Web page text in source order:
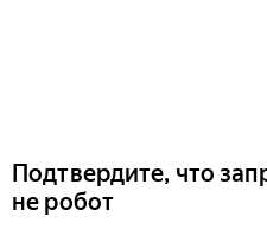
Подтвердите, что
не робот